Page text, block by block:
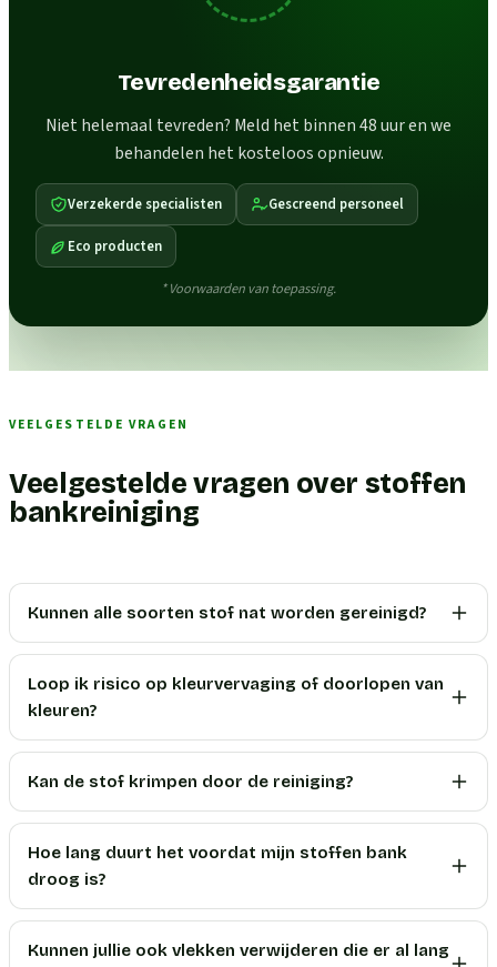
Tevredenheidsgarantie
Niet helemaal tevreden? Meld het binnen 48 uur en we
behandelen het kosteloos opnieuw.
Verzekerde specialisten Gescreend personeel
Eco producten
* Voorwaarden van toepassing.
VEELGESTELDE VRAGEN
Veelgestelde vragen over stoffen
bankreiniging
Kunnen alle soorten stof nat worden gereinigd?
Loop ik risico op kleurvervaging of doorlopen van
kleuren?
Kan de stof krimpen door de reiniging?
Hoe lang duurt het voordat mijn stoffen bank
droog is?
Kunnen jullie ook vlekken verwijderen die er al lang